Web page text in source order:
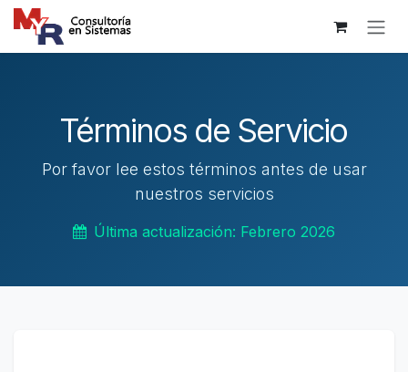
Ir al contenido
Términos de Servicio
Por favor lee estos términos antes de usar
nuestros servicios
Última actualización: Febrero 2026